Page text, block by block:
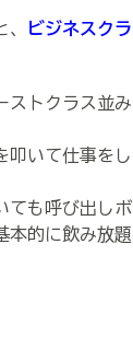
ビジネスクラ
ストクラス並み
叩いて仕事をし
ても呼び出しボ
本的に飲み放題